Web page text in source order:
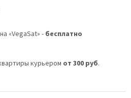
«VegaSat» - бесплатно
курьером от 300 руб.